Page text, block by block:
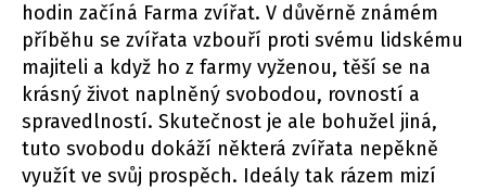
hodin začíná Farma zvířat. V důvěrně známém
příběhu se zvířata vzbouří proti svému lidskému
majiteli a když ho z farmy vyženou, těší se na
krásný život naplněný svobodou, rovností a
spravedlností. Skutečnost je ale bohužel jiná,
tuto svobodu dokáží některá zvířata nepěkně
využít ve svůj prospěch. Ideály tak rázem mizí